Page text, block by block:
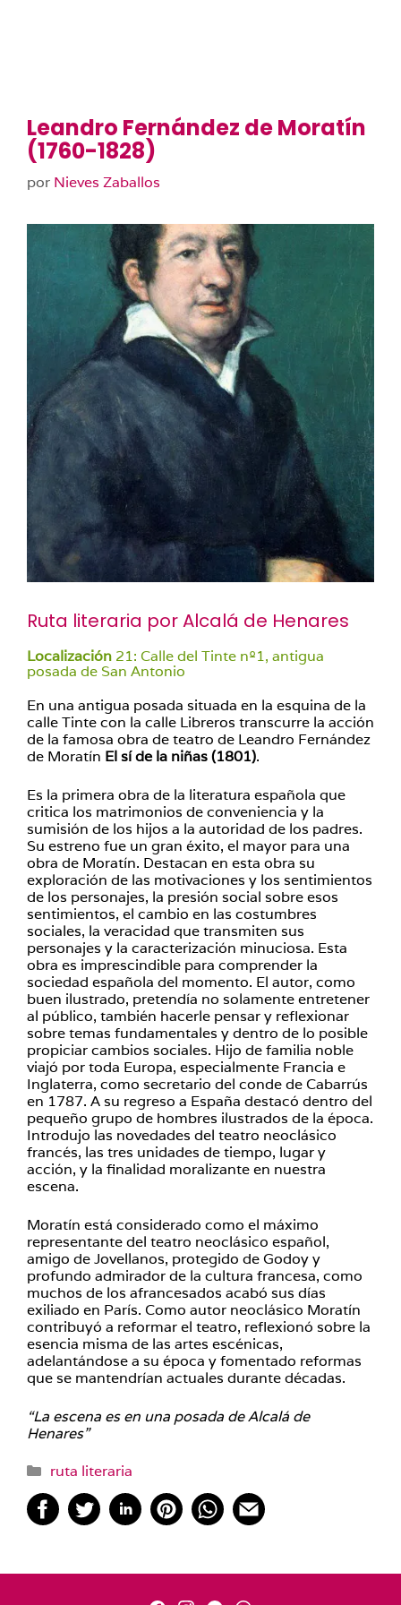
Leandro Fernández de Moratín
(1760-1828)
por Nieves Zaballos
Ruta literaria por Alcalá de Henares
Localización 21: Calle del Tinte nº1, antigua
posada de San Antonio
En una antigua posada situada en la esquina de la
calle Tinte con la calle Libreros transcurre la acción
de la famosa obra de teatro de Leandro Fernández
de Moratín El sí de la niñas (1801).
Es la primera obra de la literatura española que
critica los matrimonios de conveniencia y la
sumisión de los hijos a la autoridad de los padres.
Su estreno fue un gran éxito, el mayor para una
obra de Moratín. Destacan en esta obra su
exploración de las motivaciones y los sentimientos
de los personajes, la presión social sobre esos
sentimientos, el cambio en las costumbres
sociales, la veracidad que transmiten sus
personajes y la caracterización minuciosa. Esta
obra es imprescindible para comprender la
sociedad española del momento. El autor, como
buen ilustrado, pretendía no solamente entretener
al público, también hacerle pensar y reflexionar
sobre temas fundamentales y dentro de lo posible
propiciar cambios sociales. Hijo de familia noble
viajó por toda Europa, especialmente Francia e
Inglaterra, como secretario del conde de Cabarrús
en 1787. A su regreso a España destacó dentro del
pequeño grupo de hombres ilustrados de la época.
Introdujo las novedades del teatro neoclásico
francés, las tres unidades de tiempo, lugar y
acción, y la finalidad moralizante en nuestra
escena.
Moratín está considerado como el máximo
representante del teatro neoclásico español,
amigo de Jovellanos, protegido de Godoy y
profundo admirador de la cultura francesa, como
muchos de los afrancesados acabó sus días
exiliado en París. Como autor neoclásico Moratín
contribuyó a reformar el teatro, reflexionó sobre la
esencia misma de las artes escénicas,
adelantándose a su época y fomentado reformas
que se mantendrían actuales durante décadas.
“La escena es en una posada de Alcalá de
Henares”
Categorías
ruta literaria